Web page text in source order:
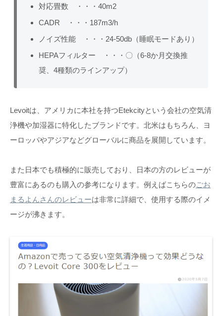
対応畳数 ・・・40m2
CADR ・・・187m3/h
ノイズ性能 ・・・24-50db（睡眠モードあり）
HEPAフィルター ・・・〇（6-8か月交換推
奨、4種類のラインアップ）
Levoitは、アメリカに本社を持つEtekcityという会社の空気清
浄機や加湿器に特化したブランドです。北米はもちろん、ヨ
ーロッパやアジアなどグローバルに商品を展開しています。
また日本でも積極的に販売しており、日本の方のレビューが
豊富にあるのも購入の参考になります。例えばこちらのごお
まるよんさんのレビューは非常に詳細で、使用する際のイメ
ージが沸きます。